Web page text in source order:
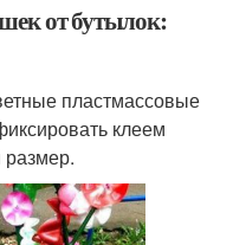
от бутылок:
пластмассовые
клеем